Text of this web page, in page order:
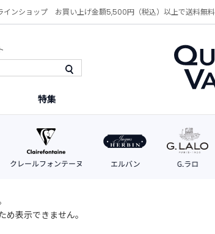
ンショップ お買い上げ金額5,500円（税込）以上で送料無料
特集
表示できません。